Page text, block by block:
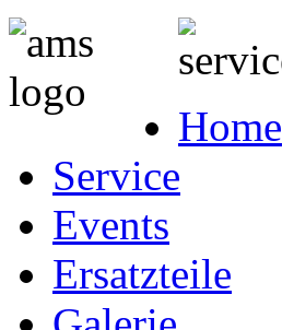
Home
Service
Events
Ersatzteile